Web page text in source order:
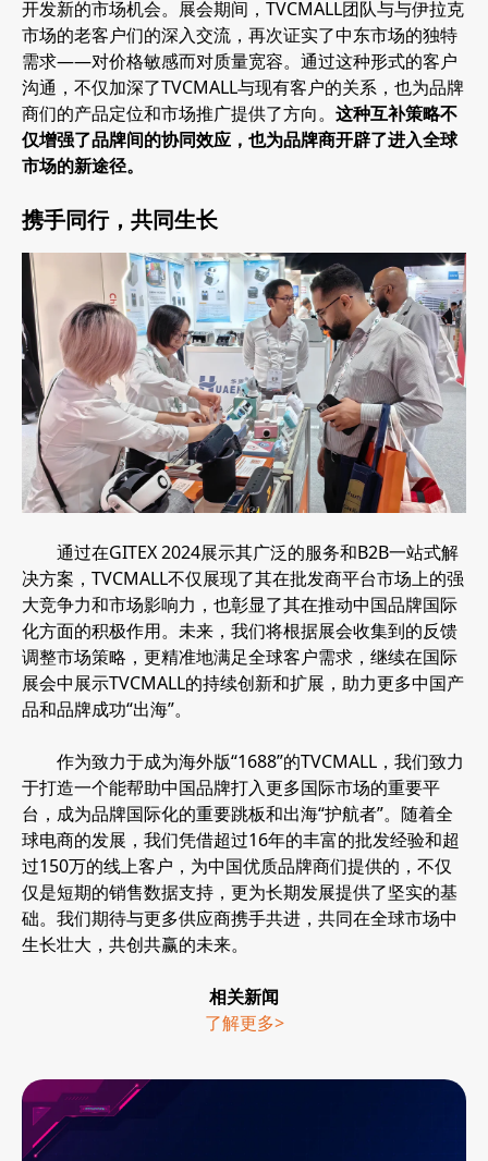
开发新的市场机会。展会期间，TVCMALL团队与与伊拉克
市场的老客户们的深入交流，再次证实了中东市场的独特
需求——对价格敏感而对质量宽容。通过这种形式的客户
沟通，不仅加深了TVCMALL与现有客户的关系，也为品牌
商们的产品定位和市场推广提供了方向。 这种互补策略不
仅增强了品牌间的协同效应，也为品牌商开辟了进入全球
市场的新途径。
携手同行，共同生长
通过在GITEX 2024展示其广泛的服务和B2B一站式解
决方案，TVCMALL不仅展现了其在批发商平台市场上的强
大竞争力和市场影响力，也彰显了其在推动中国品牌国际
化方面的积极作用。未来，我们将根据展会收集到的反馈
调整市场策略，更精准地满足全球客户需求，继续在国际
展会中展示TVCMALL的持续创新和扩展，助力更多中国产
品和品牌成功“出海”。
作为致力于成为海外版“1688”的TVCMALL，我们致力
于打造一个能帮助中国品牌打入更多国际市场的重要平
台，成为品牌国际化的重要跳板和出海“护航者”。随着全
球电商的发展，我们凭借超过16年的丰富的批发经验和超
过150万的线上客户，为中国优质品牌商们提供的，不仅
仅是短期的销售数据支持，更为长期发展提供了坚实的基
础。我们期待与更多供应商携手共进，共同在全球市场中
生长壮大，共创共赢的未来。
相关新闻
了解更多>